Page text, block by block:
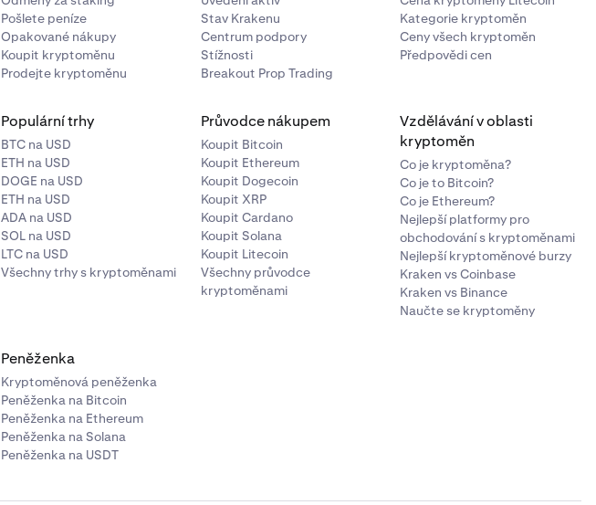
Pošlete peníze
Opakované nákupy
Koupit kryptoměnu
Prodejte kryptoměnu
Stav Krakenu
Centrum podpory
Stížnosti
Breakout Prop Trading
Kategorie kryptoměn
Ceny všech kryptoměn
Předpovědi cen
Populární trhy
BTC na USD
ETH na USD
DOGE na USD
ETH na USD
ADA na USD
SOL na USD
LTC na USD
Všechny trhy s kryptoměnami
Průvodce nákupem
Koupit Bitcoin
Koupit Ethereum
Koupit Dogecoin
Koupit XRP
Koupit Cardano
Koupit Solana
Koupit Litecoin
Všechny průvodce
kryptoměnami
Vzdělávání v oblasti
kryptoměn
Co je kryptoměna?
Co je to Bitcoin?
Co je Ethereum?
Nejlepší platformy pro
obchodování s kryptoměnami
Nejlepší kryptoměnové burzy
Kraken vs Coinbase
Kraken vs Binance
Naučte se kryptoměny
Peněženka
Kryptoměnová peněženka
Peněženka na Bitcoin
Peněženka na Ethereum
Peněženka na Solana
Peněženka na USDT